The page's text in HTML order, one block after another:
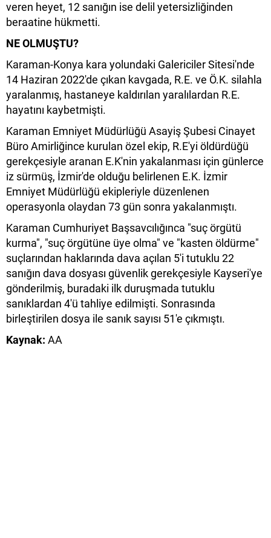
veren heyet, 12 sanığın ise delil yetersizliğinden
beraatine hükmetti.
NE OLMUŞTU?
Karaman-Konya kara yolundaki Galericiler Sitesi'nde
14 Haziran 2022'de çıkan kavgada, R.E. ve Ö.K. silahla
yaralanmış, hastaneye kaldırılan yaralılardan R.E.
hayatını kaybetmişti.
Karaman Emniyet Müdürlüğü Asayiş Şubesi Cinayet
Büro Amirliğince kurulan özel ekip, R.E'yi öldürdüğü
gerekçesiyle aranan E.K'nin yakalanması için günlerce
iz sürmüş, İzmir'de olduğu belirlenen E.K. İzmir
Emniyet Müdürlüğü ekipleriyle düzenlenen
operasyonla olaydan 73 gün sonra yakalanmıştı.
Karaman Cumhuriyet Başsavcılığınca "suç örgütü
kurma", "suç örgütüne üye olma" ve "kasten öldürme"
suçlarından haklarında dava açılan 5'i tutuklu 22
sanığın dava dosyası güvenlik gerekçesiyle Kayseri'ye
gönderilmiş, buradaki ilk duruşmada tutuklu
sanıklardan 4'ü tahliye edilmişti. Sonrasında
birleştirilen dosya ile sanık sayısı 51'e çıkmıştı.
Kaynak: AA